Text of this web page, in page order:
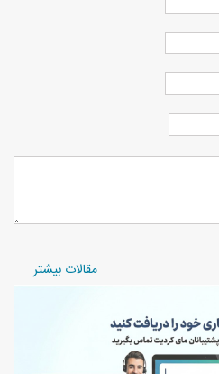
مقالات بیشتر